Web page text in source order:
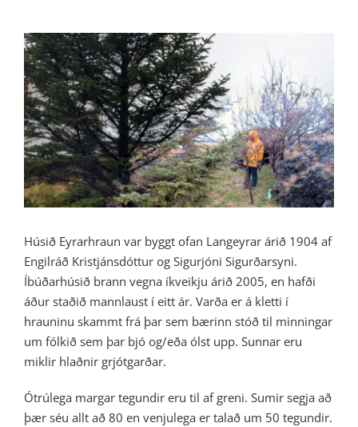
View
Larger
Image
Húsið Eyrarhraun var byggt ofan Langeyrar árið 1904 af
Engilráð Kristjánsdóttur og Sigurjóni Sigurðarsyni.
Íbúðarhúsið brann vegna íkveikju árið 2005, en hafði
áður staðið mannlaust í eitt ár. Varða er á kletti í
hrauninu skammt frá þar sem bærinn stóð til minningar
um fólkið sem þar bjó og/eða ólst upp. Sunnar eru
miklir hlaðnir grjótgarðar.
Ótrúlega margar tegundir eru til af greni. Sumir segja að
þær séu allt að 80 en venjulega er talað um 50 tegundir.